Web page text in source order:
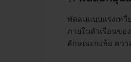
พัดลมแบบแรงเห
ภายในตัวเรือนขอ
ลักษณะกงล้อ ควา